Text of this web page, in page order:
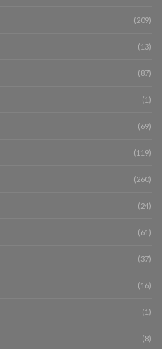
(209)
(13)
(87)
(1)
(69)
(119)
(260)
(24)
(61)
(37)
(16)
(1)
(8)